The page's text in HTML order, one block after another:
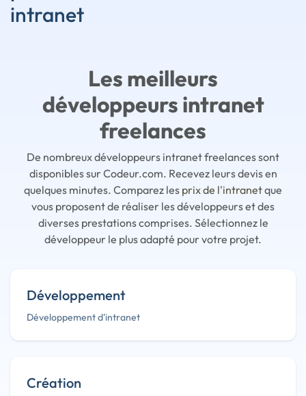
intranet
Les meilleurs
développeurs intranet
freelances
De nombreux développeurs intranet freelances sont
disponibles sur Codeur.com. Recevez leurs devis en
quelques minutes. Comparez les prix de l'intranetque
vous proposent de réaliser les développeurs et des
diverses prestations comprises. Sélectionnez le
développeur le plus adapté pour votre projet.
Développement
Développement d'intranet
Création